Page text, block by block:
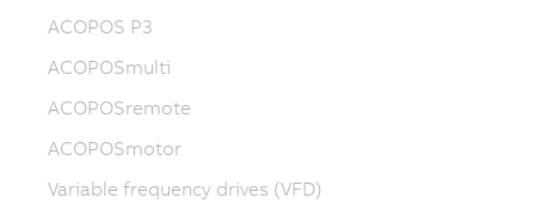
ACOPOS P3
ACOPOSmulti
ACOPOSremote
ACOPOSmotor
Variable frequency drives (VFD)